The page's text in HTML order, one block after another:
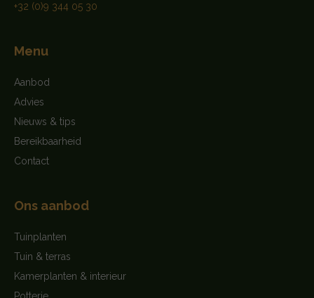
+32 (0)9 344 05 30
Menu
Aanbod
Advies
Nieuws & tips
Bereikbaarheid
Contact
Ons aanbod
Tuinplanten
Tuin & terras
Kamerplanten & interieur